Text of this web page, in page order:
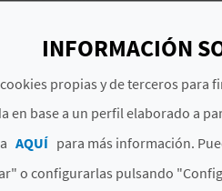
INFORMACIÓN
propias y de terceros para
en base a un perfil elaborado a
AQUÍ para más información.
o configurarlas pulsando